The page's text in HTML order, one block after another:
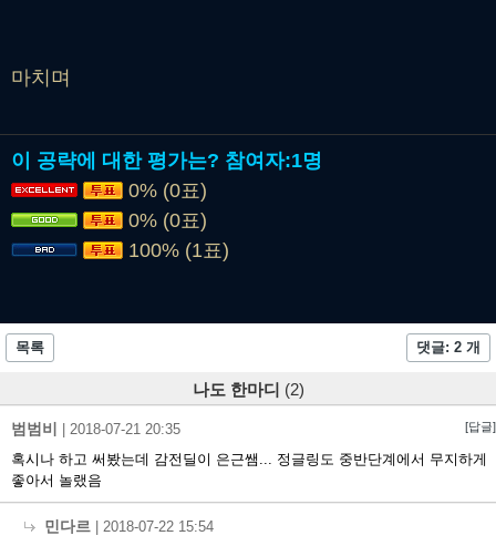
마치며
이 공략에 대한 평가는? 참여자:1명
0% (0표)
0% (0표)
100% (1표)
목록 댓글: 2 개
나도 한마디 (2)
범범비 2018-07-21 20:35 [답글]
혹시나 하고 써봤는데 감전딜이 은근쌤... 정글링도 중반단계에서 무지하게
좋아서 놀랬음
민다르
2018-07-22 15:54